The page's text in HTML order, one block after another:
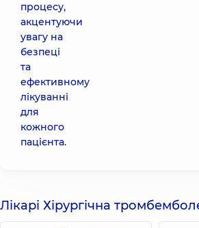
процесу,
акцентуючи
увагу на
безпеці
та
ефективному
лікуванні
для
кожного
пацієнта.
Лікарі Хірургічна